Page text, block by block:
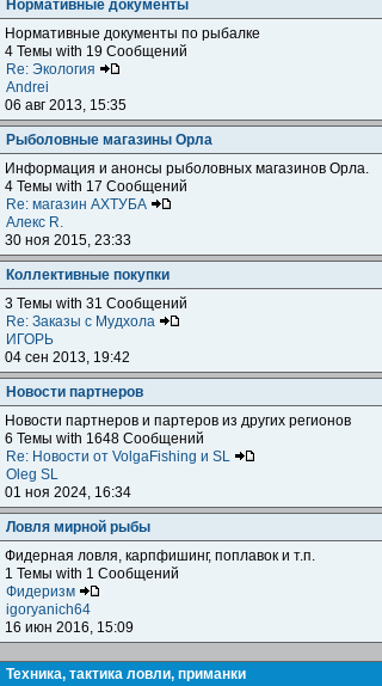
Нормативные документы
Нормативные документы по рыбалке
4 Темы with 19 Сообщений
Re: Экология
Andrei
06 авг 2013, 15:35
Рыболовные магазины Орла
Информация и анонсы рыболовных магазинов Орла.
4 Темы with 17 Сообщений
Re: магазин АХТУБА
Алекс R.
30 ноя 2015, 23:33
Коллективные покупки
3 Темы with 31 Сообщений
Re: Заказы с Мудхола
ИГОРЬ
04 сен 2013, 19:42
Новости партнеров
Новости партнеров и партеров из других регионов
6 Темы with 1648 Сообщений
Re: Новости от VolgaFishing и SL
Oleg SL
01 ноя 2024, 16:34
Ловля мирной рыбы
Фидерная ловля, карпфишинг, поплавок и т.п.
1 Темы with 1 Сообщений
Фидеризм
igoryanich64
16 июн 2016, 15:09
Техника, тактика ловли, приманки